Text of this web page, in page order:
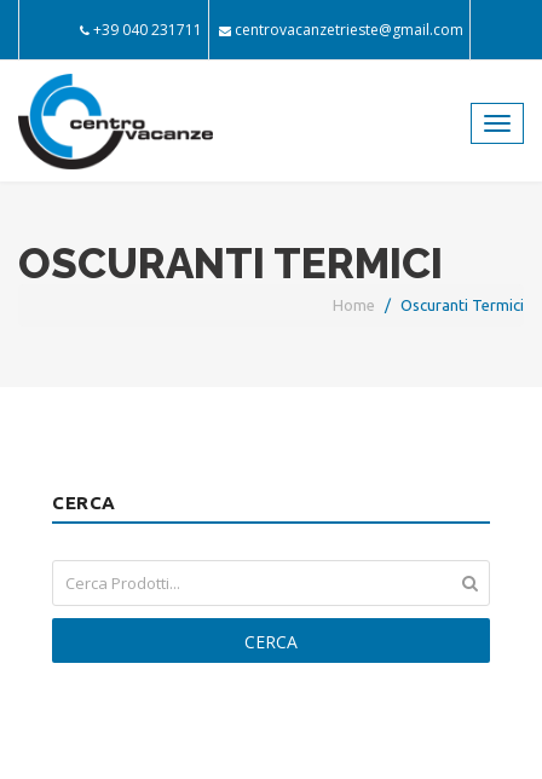
+39 040 231711 centrovacanzetrieste@gmail.com
OSCURANTI TERMICI
Home Oscuranti Termici
CERCA
CERCA